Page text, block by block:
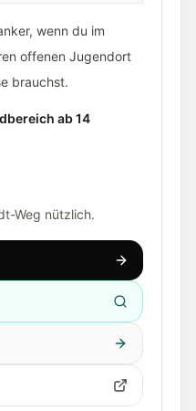
wenn du im
offenen Jugendort
brauchst.
ab 14
Weg nützlich.